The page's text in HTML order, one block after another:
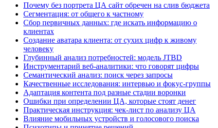
Почему без портрета ЦА сайт обречен на слив бюджета
Сегментация: от общего к частному
Сбор первичных данных: где искать информацию о
клиентах
Создание аватара клиента: от сухих цифр к живому
человеку
Глубинный анализ потребностей: модель JTBD
Инструментарий веб-аналитики: что говорят цифры
Семантический анализ: поиск через запросы
Качественные исследования: интервью и фокус-группы
Адаптация контента под разные стадии воронки
Ошибки при определении ЦА, которые стоят денег
Практическая инструкция: чек-лист по анализу ЦА
Влияние мобильных устройств и голосового поиска